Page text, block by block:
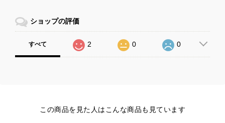
ショップの評価
すべて 2 0 0
この商品を見た人はこんな商品も見ています